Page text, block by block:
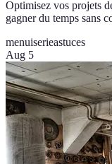
Optimisez vos projets
gagner du temps sans
menuiserieastuces
Aug 5